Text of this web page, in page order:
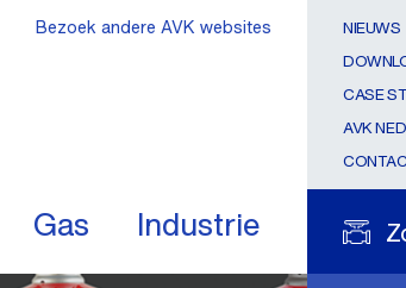
Gas Industrie
NIEUWS
CASE
AVK
Bezoek andere AVK websites